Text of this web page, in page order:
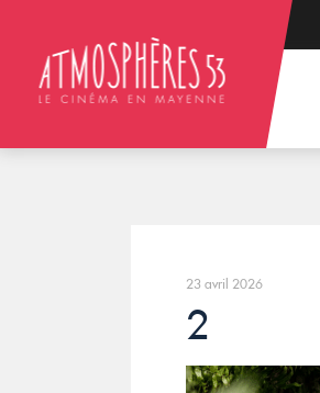
23 avril 2026
2